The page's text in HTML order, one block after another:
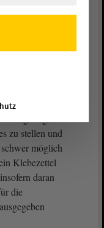
Inneres und
werden,
zu stellen und
möglich
Klebezettel
daran
die